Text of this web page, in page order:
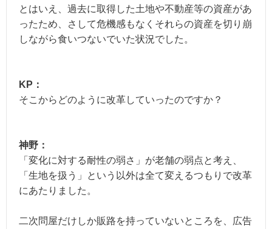
とはいえ、過去に取得した土地や不動産等の資産があ
ったため、さして危機感もなくそれらの資産を切り崩
しながら食いつないでいた状況でした。
KP：
そこからどのように改革していったのですか？
神野：
「変化に対する耐性の弱さ」が老舗の弱点と考え、
「生地を扱う」という以外は全て変えるつもりで改革
にあたりました。
二次問屋だけしか販路を持っていないところを、広告